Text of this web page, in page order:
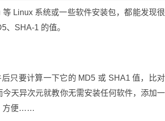
Linux 系统或一些软件安装包，都能发现很
、SHA-1 的值。
只要计算一下它的 MD5 或 SHA1 值，比对
天异次元就教你无需安装任何软件，添加一
方便……